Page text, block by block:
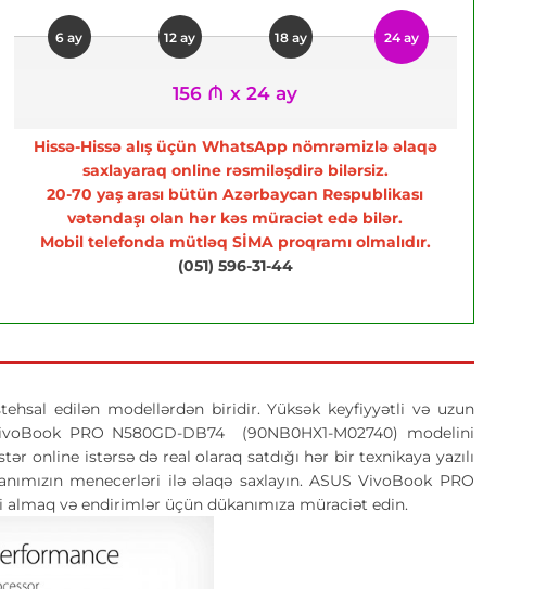
6 ay 12 ay 18 ay 24 ay
156 ₼ x 24 ay
Hissə-Hissə alış üçün WhatsApp nömrəmizlə əlaqə
saxlayaraq online rəsmiləşdirə bilərsiz.
20-70 yaş arası bütün Azərbaycan Respublikası
vətəndaşı olan hər kəs müraciət edə bilər.
Mobil telefonda mütləq SİMA proqramı olmalıdır.
(051) 596-31-44
edilən modellərdən biridir. Yüksək keyfiyyətli və uzun
PRO N580GD-DB74 (90NB0HX1-M02740) modelini
online istərsə də real olaraq satdığı hər bir texnikaya yazılı
menecerləri ilə əlaqə saxlayın. ASUS VivoBook PRO
və endirimlər üçün dükanımıza müraciət edin.